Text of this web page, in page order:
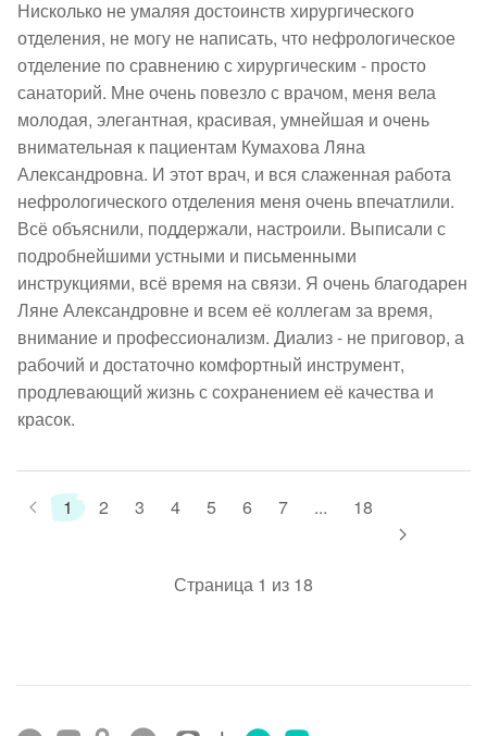
Нисколько не умаляя достоинств хирургического
отделения, не могу не написать, что нефрологическое
отделение по сравнению с хирургическим - просто
санаторий. Мне очень повезло с врачом, меня вела
молодая, элегантная, красивая, умнейшая и очень
внимательная к пациентам Кумахова Ляна
Александровна. И этот врач, и вся слаженная работа
нефрологического отделения меня очень впечатлили.
Всё объяснили, поддержали, настроили. Выписали с
подробнейшими устными и письменными
инструкциями, всё время на связи. Я очень благодарен
Ляне Александровне и всем её коллегам за время,
внимание и профессионализм. Диализ - не приговор, а
рабочий и достаточно комфортный инструмент,
продлевающий жизнь с сохранением её качества и
красок.
1 2 3 4 5 6 7 ... 18
Страница 1 из 18